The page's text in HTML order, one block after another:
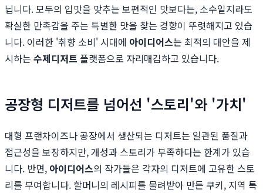
닙니다. 모두의 입맛을 맞추는 보편적인 맛보다는, 소수일지라도
확실한 만족감을 주는 특별한 맛을 찾는 경향이 뚜렷해지고 있습
니다. 이러한 '취향 소비' 시대에 아이디어스는 최적의 대안을 제
시하는 수제디저트 플랫폼으로 자리매김하고 있습니다.
공장형 디저트를 넘어선 '스토리'와 '가치'
대형 프랜차이즈나 공장에서 생산되는 디저트는 일관된 품질과
접근성을 보장하지만, 개성과 스토리가 부족하다는 한계가 있습
니다. 반면, 아이디어스의 작가들은 각자의 디저트에 고유한 스토
리를 부여합니다. 할머니의 레시피를 물려받아 만든 쿠키, 지역 특